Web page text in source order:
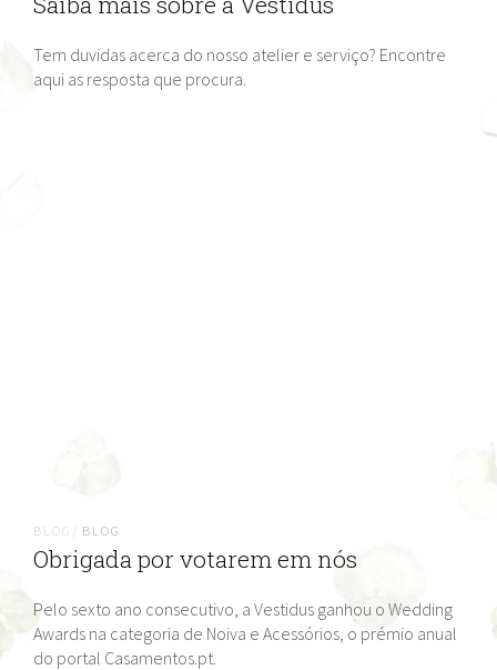
Tem duvidas acerca do nosso atelier e serviço? Encontre
aqui as resposta que procura.
BLOG/ BLOG
Obrigada por votarem em nós
Pelo sexto ano consecutivo, a Vestidus ganhou o Wedding
Awards na categoria de Noiva e Acessórios, o prémio anual
do portal Casamentos.pt.